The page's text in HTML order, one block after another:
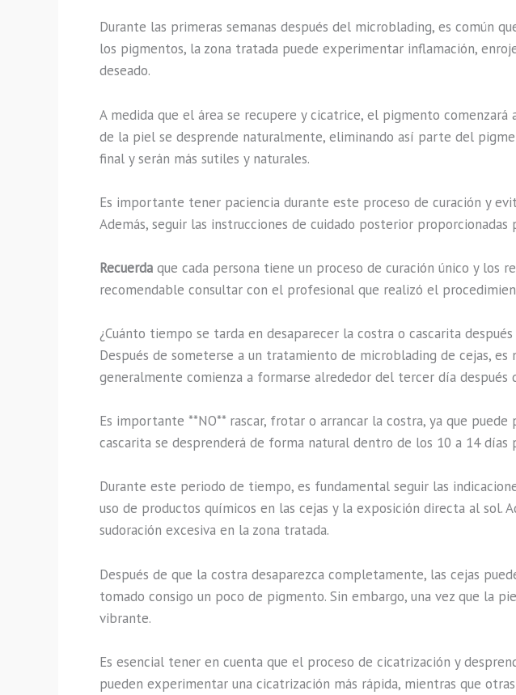
Durante las primeras semanas después del microblading, es común
los pigmentos, la zona tratada puede experimentar inflamación,
deseado.
A medida que el área se recupere y cicatrice, el pigmento comenzará
de la piel se desprende naturalmente, eliminando así parte del
final y serán más sutiles y naturales.
Es importante tener paciencia durante este proceso de curación y
Además, seguir las instrucciones de cuidado posterior
Recuerda que cada persona tiene un proceso de curación único y los
recomendable consultar con el profesional que realizó el
¿Cuánto tiempo se tarda en desaparecer la costra o cascarita
Después de someterse a un tratamiento de microblading de cejas,
generalmente comienza a formarse alrededor del tercer día después
Es importante **NO** rascar, frotar o arrancar la costra, ya que
cascarita se desprenderá de forma natural dentro de los 10 a 14
Durante este periodo de tiempo, es fundamental seguir las
uso de productos químicos en las cejas y la exposición directa al sol.
sudoración excesiva en la zona tratada.
Después de que la costra desaparezca completamente, las cejas
tomado consigo un poco de pigmento. Sin embargo, una vez que la
vibrante.
Es esencial tener en cuenta que el proceso de cicatrización y
pueden experimentar una cicatrización más rápida, mientras que